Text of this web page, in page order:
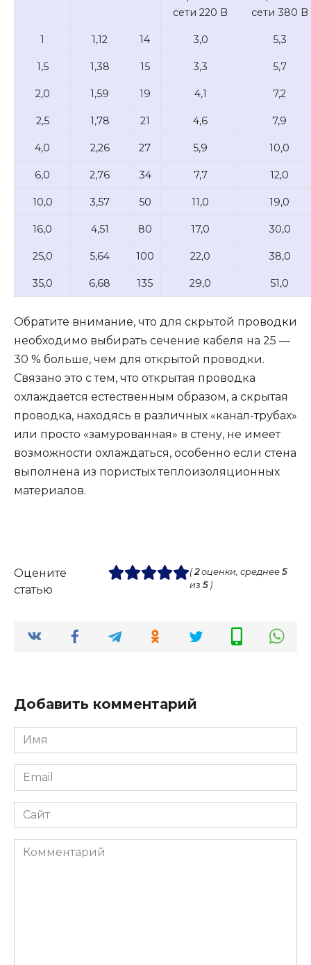
сети 220 В
сети 380 В
1 1,12 14 3,0 5,3
1,5 1,38 15 3,3 5,7
2,0 1,59 19 4,1 7,2
2,5 1,78 21 4,6 7,9
4,0 2,26 27 5,9 10,0
6,0 2,76 34 7,7 12,0
10,0 3,57 50 11,0 19,0
16,0 4,51 80 17,0 30,0
25,0 5,64 100 22,0 38,0
35,0 6,68 135 29,0 51,0
Обратите внимание, что для скрытой проводки
необходимо выбирать сечение кабеля на 25 —
30 % больше, чем для открытой проводки.
Связано это с тем, что открытая проводка
охлаждается естественным образом, а скрытая
проводка, находясь в различных «канал-трубах»
или просто «замурованная» в стену, не имеет
возможности охлаждаться, особенно если стена
выполнена из пористых теплоизоляционных
материалов.
Оцените
статью
(2оценки, среднее 5
из 5)
Добавить комментарий
Имя
*
Email
*
Сайт
Комментарий